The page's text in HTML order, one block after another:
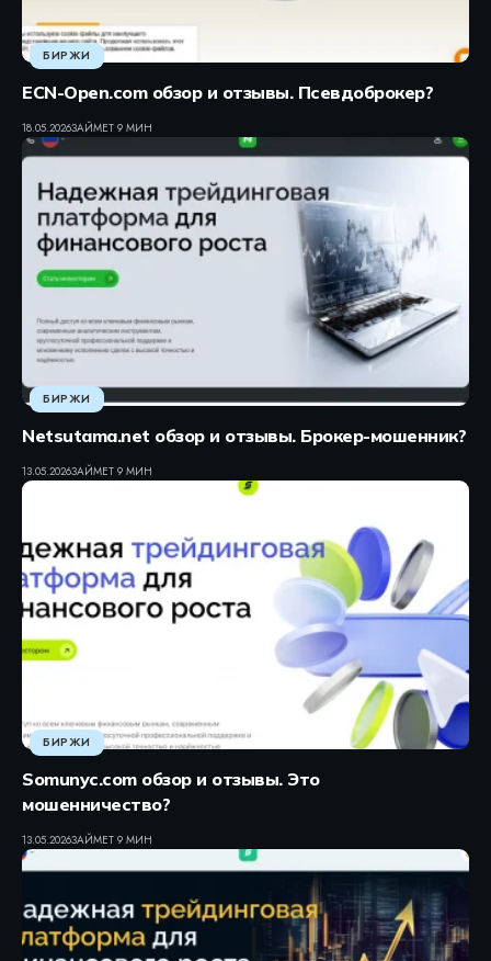
БИРЖИ
ECN-Open.com обзор и отзывы. Псевдоброкер?
18.05.2026ЗАЙМЕТ 9 МИН
БИРЖИ
Netsutama.net обзор и отзывы. Брокер-мошенник?
13.05.2026ЗАЙМЕТ 9 МИН
БИРЖИ
Somunyc.com обзор и отзывы. Это
мошенничество?
13.05.2026ЗАЙМЕТ 9 МИН